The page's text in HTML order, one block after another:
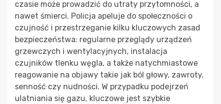
czasie może prowadzić do utraty przytomności, a
nawet śmierci. Policja apeluje do społeczności o
czujność i przestrzeganie kilku kluczowych zasad
bezpieczeństwa: regularne przeglądy urządzeń
grzewczych i wentylacyjnych, instalacja
czujników tlenku węgla, a także natychmiastowe
reagowanie na objawy takie jak ból głowy, zawroty,
senność czy nudności. W przypadku podejrzeń
ulatniania się gazu, kluczowe jest szybkie